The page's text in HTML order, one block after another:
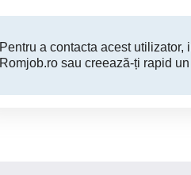
Pentru a contacta acest utilizator,
Romjob.ro sau creează-ți rapid